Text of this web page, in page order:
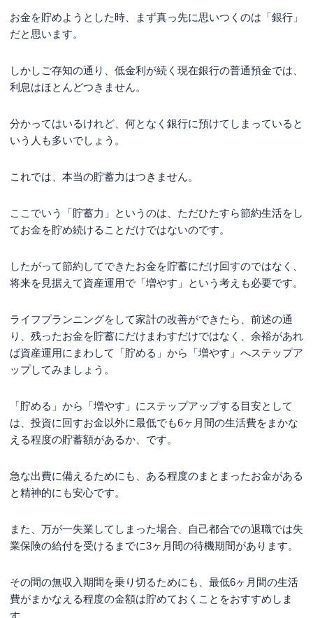
お金を貯めようとした時、まず真っ先に思いつくのは「銀行」
だと思います。
しかしご存知の通り、低金利が続く現在銀行の普通預金では、
利息はほとんどつきません。
分かってはいるけれど、何となく銀行に預けてしまっていると
いう人も多いでしょう。
これでは、本当の貯蓄力はつきません。
ここでいう「貯蓄力」というのは、ただひたすら節約生活をし
てお金を貯め続けることだけではないのです。
したがって節約してできたお金を貯蓄にだけ回すのではなく、
将来を見据えて資産運用で「増やす」という考えも必要です。
ライフプランニングをして家計の改善ができたら、前述の通
り、残ったお金を貯蓄にだけまわすだけではなく、余裕があれ
ば資産運用にまわして「貯める」から「増やす」へステップア
ップしてみましょう。
「貯める」から「増やす」にステップアップする目安として
は、投資に回すお金以外に最低でも6ヶ月間の生活費をまかな
える程度の貯蓄額があるか、です。
急な出費に備えるためにも、ある程度のまとまったお金がある
と精神的にも安心です。
また、万が一失業してしまった場合、自己都合での退職では失
業保険の給付を受けるまでに3ヶ月間の待機期間があります。
その間の無収入期間を乗り切るためにも、最低6ヶ月間の生活
費がまかなえる程度の金額は貯めておくことをおすすめしま
す。